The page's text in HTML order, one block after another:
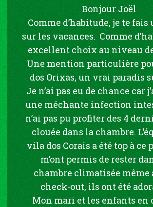
Bonjour Joël
Comme d’habitude, je te
sur les vacances. Comme
excellent choix au niveau
Une mention particulière
dos Orixas, un vrai paradis
Je n’ai pas eu de chance car
une méchante infection
n’ai pas pu profiter des 4
clouée dans la chambre.
vila dos Corais a été top à ce
m’ont permis de rester
chambre climatisée même
check-out, ils ont été
Mon mari et les enfants en